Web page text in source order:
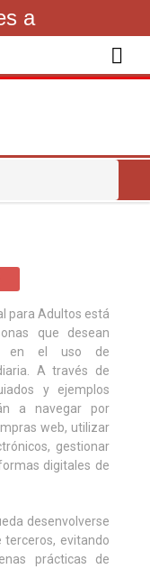
a
para Adultos está
que desean
en el uso de
A través de
y ejemplos
a navegar por
web, utilizar
gestionar
digitales de
desenvolverse
evitando
prácticas de